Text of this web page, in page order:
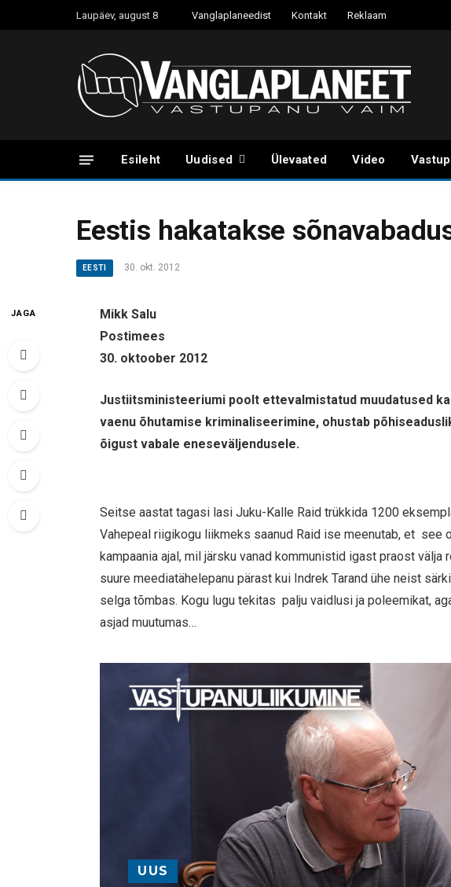
Laupäev, august 8 Vanglaplaneedist Kontakt Reklaam
Esileht Uudised Ülevaated Video
Eestis hakatakse
EESTI 30. okt. 2012
JAGA
Mikk Salu
Postimees
30. oktoober 2012
Justiitsministeeriumi poolt ettevalmistatud muudatused
vaenu õhutamise kriminaliseerimine, ohustab
õigust vabale eneseväljendusele.
Seitse aastat tagasi lasi Juku-Kalle Raid trükkida 1200
Vahepeal riigikogu liikmeks saanud Raid ise meenutab, et see
kampaania ajal, mil järsku vanad kommunistid igast praost välja
suure meediatähelepanu pärast kui Indrek Tarand ühe neist
selga tõmbas. Kogu lugu tekitas palju vaidlusi ja poleemikat,
asjad muutumas…
UUS